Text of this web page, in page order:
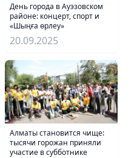
День города в Ауэзовском
районе: концерт, спорт и
«Шыңға өрлеу»
20.09.2025
Алматы становится чище:
тысячи горожан приняли
участие в субботнике